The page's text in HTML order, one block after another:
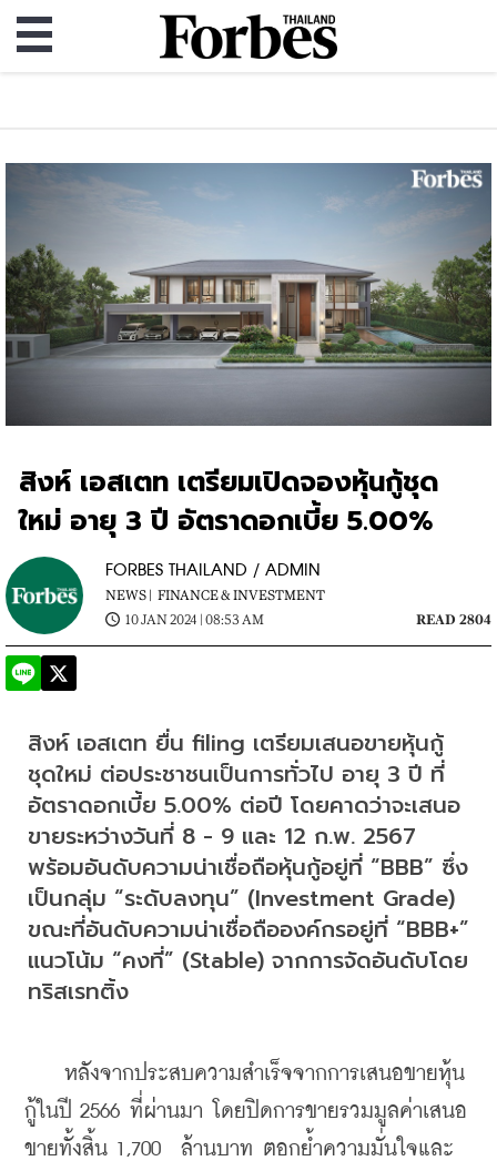
สิงห์ เอสเตท เตรียมเปิดจองหุ้นกู้ชุด
ใหม่ อายุ 3 ปี อัตราดอกเบี้ย 5.00%
FORBES THAILAND / ADMIN
NEWS | FINANCE & INVESTMENT
10 JAN 2024 | 08:53 AM
READ 2804
สิงห์ เอสเตท ยื่น filing เตรียมเสนอขายหุ้นกู้
ชุดใหม่ ต่อประชาชนเป็นการทั่วไป อายุ 3 ปี ที่
อัตราดอกเบี้ย 5.00% ต่อปี โดยคาดว่าจะเสนอ
ขายระหว่างวันที่ 8 - 9 และ 12 ก.พ. 2567
พร้อมอันดับความน่าเชื่อถือหุ้นกู้อยู่ที่ “BBB” ซึ่ง
เป็นกลุ่ม “ระดับลงทุน” (Investment Grade)
ขณะที่อันดับความน่าเชื่อถือองค์กรอยู่ที่ “BBB+”
แนวโน้ม “คงที่” (Stable) จากการจัดอันดับโดย
ทริสเรทติ้ง
หลังจากประสบความสำเร็จจากการเสนอขายหุ้น
กู้ในปี 2566 ที่ผ่านมา โดยปิดการขายรวมมูลค่าเสนอ
ขายทั้งสิ้น 1,700  ล้านบาท ตอกย้ำความมั่นใจและ